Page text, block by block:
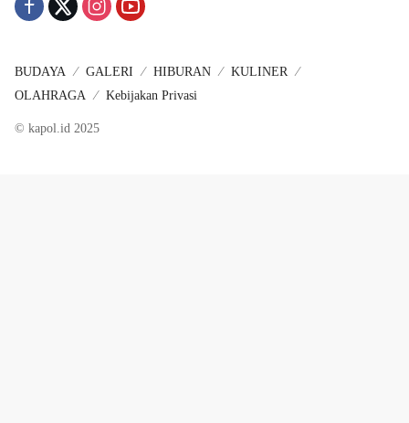
BUDAYA GALERI HIBURAN
KULINER
OLAHRAGA
Kebijakan Privasi
© kapol.id 2025